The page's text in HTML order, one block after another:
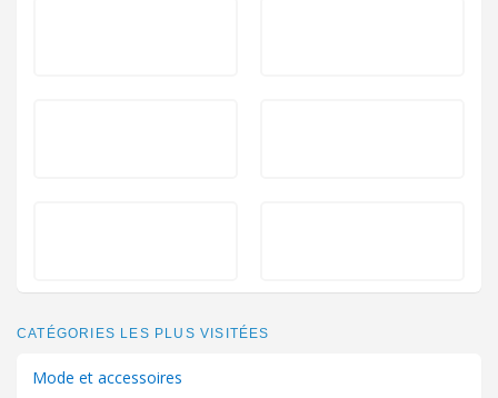
CATÉGORIES LES PLUS VISITÉES
Mode et accessoires